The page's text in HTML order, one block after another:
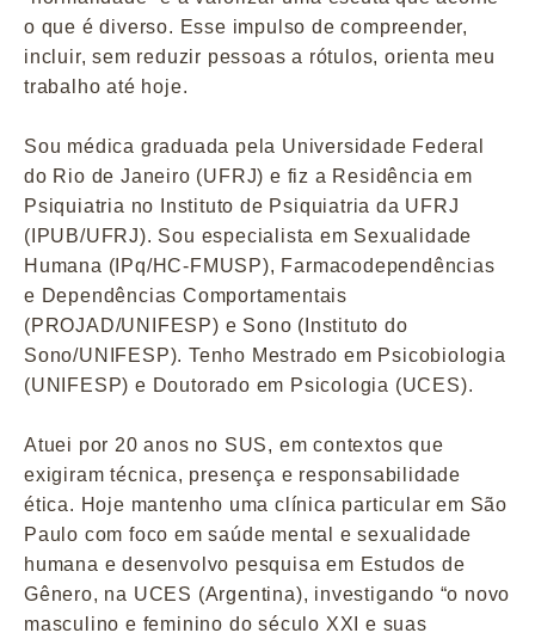
o que é diverso. Esse impulso de compreender,
incluir, sem reduzir pessoas a rótulos, orienta meu
trabalho até hoje.
Sou médica graduada pela Universidade Federal
do Rio de Janeiro (UFRJ) e fiz a Residência em
Psiquiatria no Instituto de Psiquiatria da UFRJ
(IPUB/UFRJ). Sou especialista em Sexualidade
Humana (IPq/HC-FMUSP), Farmacodependências
e Dependências Comportamentais
(PROJAD/UNIFESP) e Sono (Instituto do
Sono/UNIFESP). Tenho Mestrado em Psicobiologia
(UNIFESP) e Doutorado em Psicologia (UCES).
Atuei por 20 anos no SUS, em contextos que
exigiram técnica, presença e responsabilidade
ética. Hoje mantenho uma clínica particular em São
Paulo com foco em saúde mental e sexualidade
humana e desenvolvo pesquisa em Estudos de
Gênero, na UCES (Argentina), investigando “o novo
masculino e feminino do século XXI e suas